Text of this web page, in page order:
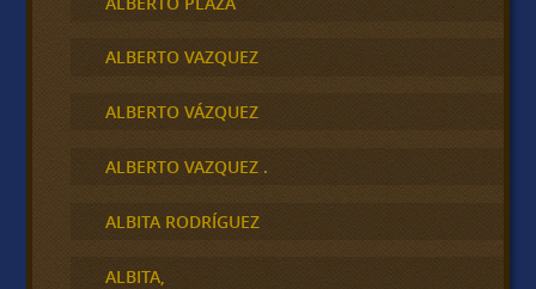
ALBERTO VAZQUEZ
ALBERTO VÁZQUEZ
ALBERTO VAZQUEZ .
ALBITA RODRÍGUEZ
ALBITA,